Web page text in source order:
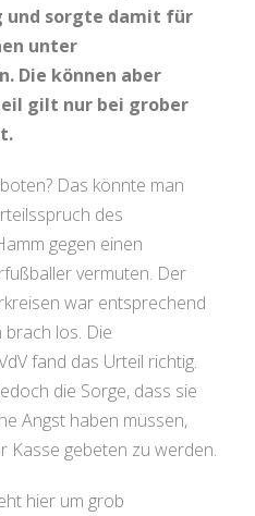
und sorgte damit für
unter
Die können aber
gilt nur bei grober
Das könnte man
des
gegen einen
vermuten. Der
war entsprechend
brach los. Die
fand das Urteil richtig.
die Sorge, dass sie
Angst haben müssen,
Kasse gebeten zu werden.
hier um grob